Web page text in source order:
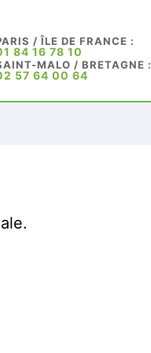
/ ÎLE DE FRANCE :
84 16 78 10
MALO / BRETAGNE :
57 64 00 64